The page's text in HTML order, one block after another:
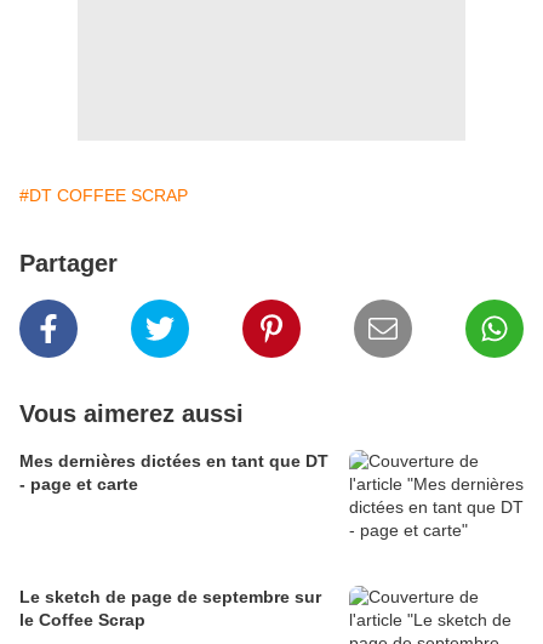
#DT COFFEE SCRAP
Partager
Vous aimerez aussi
Mes dernières dictées en tant que DT
- page et carte
Le sketch de page de septembre sur
le Coffee Scrap